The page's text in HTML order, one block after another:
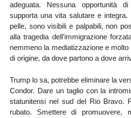
adeguata. Nessuna opportunità
supporta una vita salutare e
pelle, sono visibili e palpabili, non
alla tragedia dell’immigrazione
nemmeno la mediatizzazione e
di origine, da dove partono a dove
Trump lo sa, potrebbe eliminare la
Condor. Dare un taglio con la
statunitensi nel sud del Rio Bravo.
rubato. Smettere di promuovere,